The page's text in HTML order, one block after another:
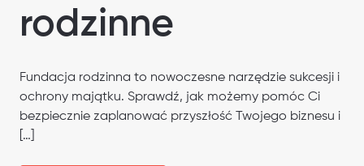
rodzinne
Fundacja rodzinna to nowoczesne narzędzie sukcesji i
ochrony majątku. Sprawdź, jak możemy pomóc Ci
bezpiecznie zaplanować przyszłość Twojego biznesu i
[…]